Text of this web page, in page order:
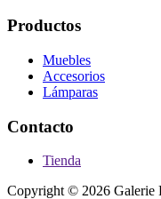
Productos
Muebles
Accesorios
Lámparas
Contacto
Tienda
Copyright © 2026 Galerie